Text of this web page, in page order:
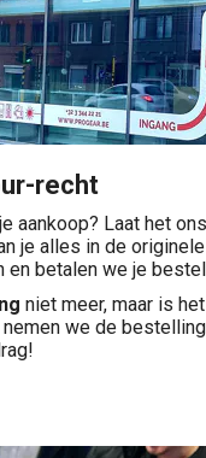
recht
aankoop? Laat het
je alles in de
en betalen we je
niet meer, maar is
we de